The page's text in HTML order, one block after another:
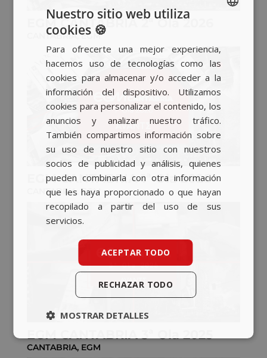
EGM CANTABRIA 2ª Ola 2026
CANTABRIA,EGM
EGM CANTABRIA 1ª Ola 2026
CANTABRIA, EGM
CANTABRIA, EGM
BASQUE
ENGLISH
Nuestro sitio web utiliza
cookies 🍪
Para ofrecerte una mejor experiencia,
hacemos uso de tecnologías como las
cookies para almacenar y/o acceder a la
información del dispositivo. Utilizamos
cookies para personalizar el contenido, los
anuncios y analizar nuestro tráfico.
También compartimos información sobre
su uso de nuestro sitio con nuestros
socios de publicidad y análisis, quienes
pueden combinarla con otra información
que les haya proporcionado o que hayan
recopilado a partir del uso de sus
servicios.
ACEPTAR TODO
RECHAZAR TODO
MOSTRAR DETALLES